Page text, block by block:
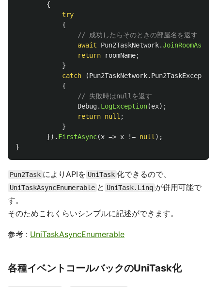
{
try
{
// 成功したらそのときの部屋名を返す
await
Pun2TaskNetwork.JoinRoomAsync
return
roomName;
}
catch
(Pun2TaskNetwork. Pun2TaskException
{
// 失敗時はnullを返す
Debug. LogException(ex);
return null ;
}
}). FirstAsync(x => x != null );
}
Pun2Task によりAPIを UniTask 化できるので、
UniTaskAsyncEnumerable と UniTask.Linq が併用可能で
す。
そのためこれくらいシンプルに記述ができます。
参考 : UniTaskAsyncEnumerable
各種イベントコールバックのUniTask化